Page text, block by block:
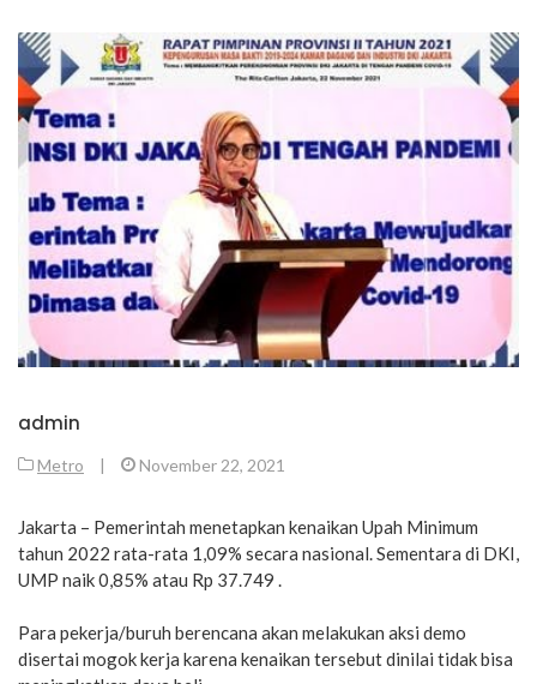
admin
Metro | November 22, 2021
Jakarta – Pemerintah menetapkan kenaikan Upah Minimum
tahun 2022 rata-rata 1,09% secara nasional. Sementara di DKI,
UMP naik 0,85% atau Rp 37.749 .
Para pekerja/buruh berencana akan melakukan aksi demo
disertai mogok kerja karena kenaikan tersebut dinilai tidak bisa